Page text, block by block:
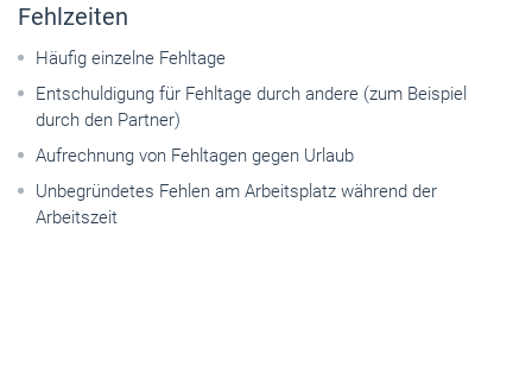
Fehlzeiten
Häufig einzelne Fehltage
Entschuldigung für Fehltage durch andere (zum Beispiel
durch den Partner)
Aufrechnung von Fehltagen gegen Urlaub
Unbegründetes Fehlen am Arbeitsplatz während der
Arbeitszeit